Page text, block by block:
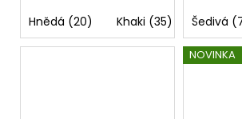
Hnědá (20) Khaki (35) Tmavě
Šedivá
NOVINKA